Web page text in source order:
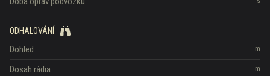
ODHALOVÁNÍ
m
Dohled
m
Dosah rádia